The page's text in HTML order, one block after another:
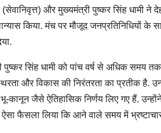
और मुख्यमंत्री पुष्कर सिंह धामी
किया. मंच पर मौजूद जनप्रतिनिधियों के
सिंह धामी को पांच वर्ष से अधिक समय
और विकास की निरंतरता का प्रतीक है.
कानून जैसे ऐतिहासिक निर्णय लिए गए हैं.
फैसला लिया कि आने वाले समय में